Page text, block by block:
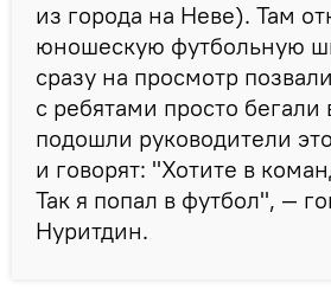
из города на Неве). Там
юношескую футбольную
сразу на просмотр
с ребятами просто бегали
подошли руководители
и говорят: "Хотите в
Так я попал в футбол", —
Нуритдин.